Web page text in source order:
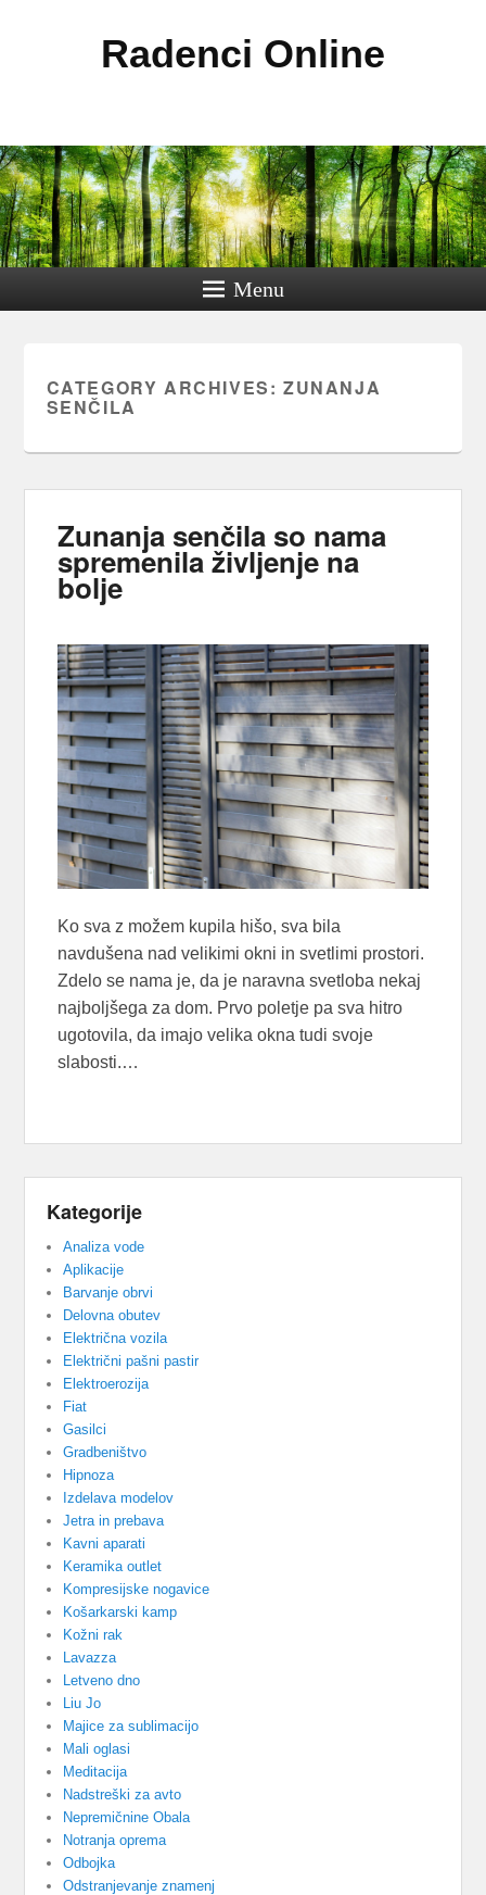
Radenci Online
Menu
CATEGORY ARCHIVES: ZUNANJA
SENČILA
Zunanja senčila so nama
spremenila življenje na
bolje
Ko sva z možem kupila hišo, sva bila
navdušena nad velikimi okni in svetlimi prostori.
Zdelo se nama je, da je naravna svetloba nekaj
najboljšega za dom. Prvo poletje pa sva hitro
ugotovila, da imajo velika okna tudi svoje
slabosti.…
Kategorije
Analiza vode
Aplikacije
Barvanje obrvi
Delovna obutev
Električna vozila
Električni pašni pastir
Elektroerozija
Fiat
Gasilci
Gradbeništvo
Hipnoza
Izdelava modelov
Jetra in prebava
Kavni aparati
Keramika outlet
Kompresijske nogavice
Košarkarski kamp
Kožni rak
Lavazza
Letveno dno
Liu Jo
Majice za sublimacijo
Mali oglasi
Meditacija
Nadstreški za avto
Nepremičnine Obala
Notranja oprema
Odbojka
Odstranjevanje znamenj